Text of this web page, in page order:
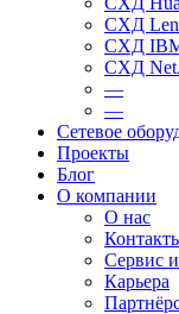
СХД
СХД
СХД
—
—
Сетевое
Проекты
Блог
О компании
О нас
Сервис
Карьера